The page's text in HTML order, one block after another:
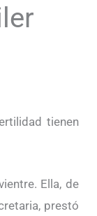
tienen
Ella, de
prestó